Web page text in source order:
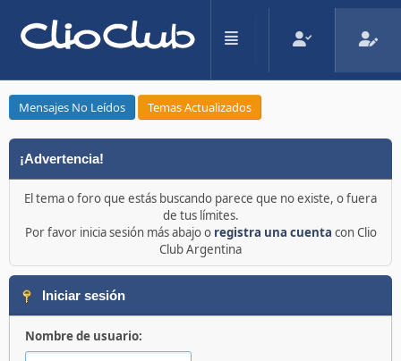
Mensajes No Leídos Temas Actualizados
¡Advertencia!
El tema o foro que estás buscando parece que no existe, o fuera
de tus límites.
Por favor inicia sesión más abajo o registra una cuenta con Clio
Club Argentina
Iniciar sesión
Nombre de usuario: